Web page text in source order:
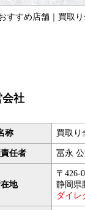
すすめ店舗｜買取
会社
称 買取り
任者 冨永
地
〒426-
静岡県
ダイレ